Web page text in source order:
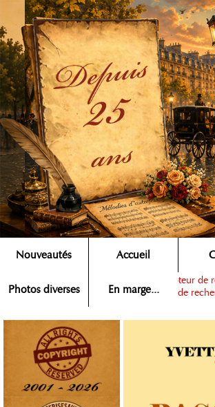
Nouveautés Accueil
Photos diverses En marge...
Rechercher ▶
ce moteur de
dans la zone de